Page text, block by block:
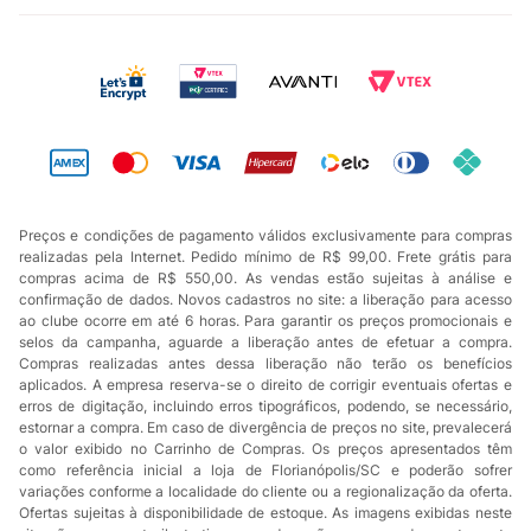
Preços e condições de pagamento válidos exclusivamente para compras
realizadas pela Internet. Pedido mínimo de R$ 99,00. Frete grátis para
compras acima de R$ 550,00. As vendas estão sujeitas à análise e
confirmação de dados. Novos cadastros no site: a liberação para acesso
ao clube ocorre em até 6 horas. Para garantir os preços promocionais e
selos da campanha, aguarde a liberação antes de efetuar a compra.
Compras realizadas antes dessa liberação não terão os benefícios
aplicados. A empresa reserva-se o direito de corrigir eventuais ofertas e
erros de digitação, incluindo erros tipográficos, podendo, se necessário,
estornar a compra. Em caso de divergência de preços no site, prevalecerá
o valor exibido no Carrinho de Compras. Os preços apresentados têm
como referência inicial a loja de Florianópolis/SC e poderão sofrer
variações conforme a localidade do cliente ou a regionalização da oferta.
Ofertas sujeitas à disponibilidade de estoque. As imagens exibidas neste